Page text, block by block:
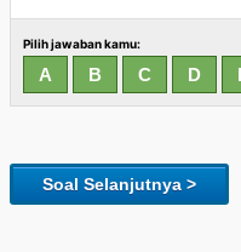
Pilih jawaban kamu:
Soal Selanjutnya >